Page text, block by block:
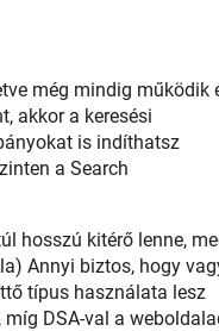
még mindig működik
akkor a keresési
is indíthatsz
a Search
hosszú kitérő lenne,
Annyi biztos, hogy
típus használata lesz
DSA-val a